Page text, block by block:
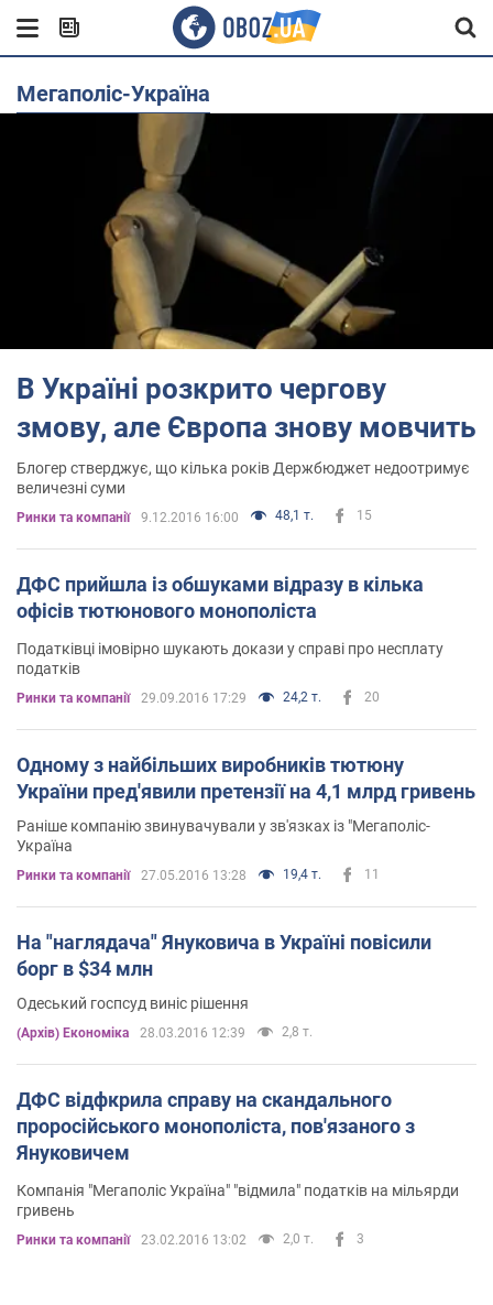
Мегаполіс-Україна
В Україні розкрито чергову
змову, але Європа знову мовчить
Блогер стверджує, що кілька років Держбюджет недоотримує
величезні суми
Ринки та компанії 9.12.2016 16:00 48,1 т. 15
ДФС прийшла із обшуками відразу в кілька
офісів тютюнового монополіста
Податківці імовірно шукають докази у справі про несплату
податків
Ринки та компанії 29.09.2016 17:29 24,2 т. 20
Одному з найбільших виробників тютюну
України пред'явили претензії на 4,1 млрд гривень
Раніше компанію звинувачували у зв'язках із "Мегаполіс-
Україна
Ринки та компанії 27.05.2016 13:28 19,4 т. 11
На "наглядача" Януковича в Україні повісили
борг в $34 млн
Одеський госпсуд виніс рішення
(Архів) Економіка 28.03.2016 12:39 2,8 т.
ДФС відфкрила справу на скандального
проросійського монополіста, пов'язаного з
Януковичем
Компанія "Мегаполіс Україна" "відмила" податків на мільярди
гривень
Ринки та компанії 23.02.2016 13:02 2,0 т. 3